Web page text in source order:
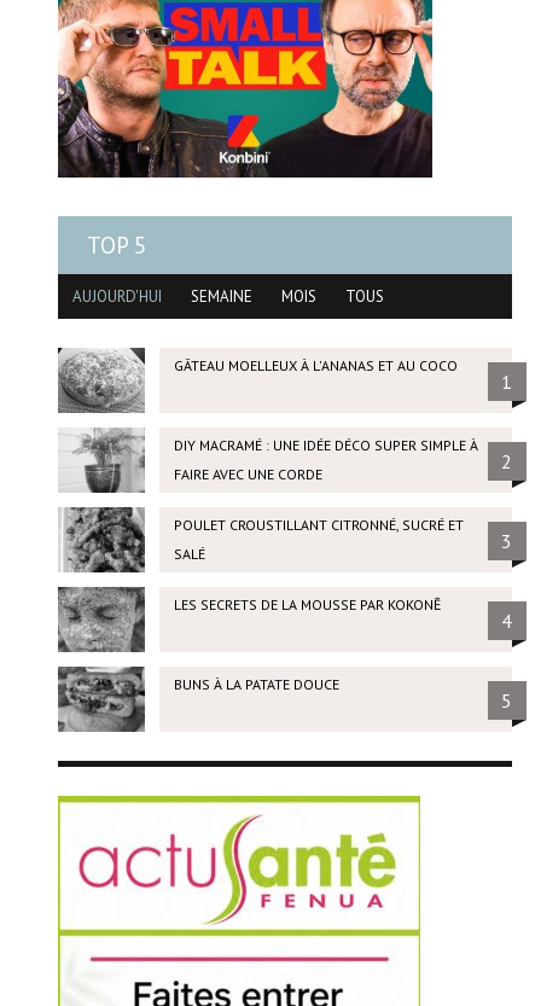
TOP 5
AUJOURD'HUI SEMAINE MOIS TOUS
GÂTEAU MOELLEUX À L'ANANAS ET AU COCO
1
DIY MACRAMÉ : UNE IDÉE DÉCO SUPER SIMPLE À
FAIRE AVEC UNE CORDE
2
POULET CROUSTILLANT CITRONNÉ, SUCRÉ ET
SALÉ
3
LES SECRETS DE LA MOUSSE PAR KOKONĒ
4
BUNS À LA PATATE DOUCE
5